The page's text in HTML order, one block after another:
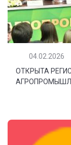
04.02.2026
ОТКРЫТА